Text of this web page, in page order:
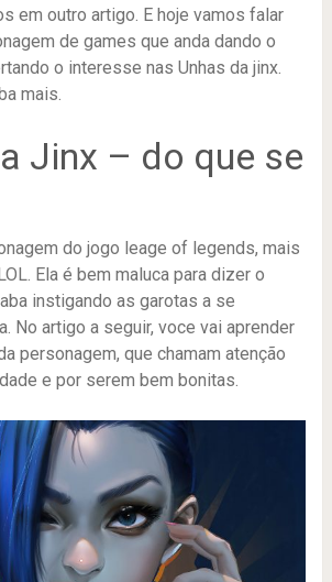
em outro artigo. E hoje vamos falar
de games que anda dando o
o interesse nas Unhas da jinx.
mais.
Jinx – do que se
do jogo leage of legends, mais
Ela é bem maluca para dizer o
instigando as garotas a se
No artigo a seguir, voce vai aprender
personagem, que chamam atenção
e por serem bem bonitas.